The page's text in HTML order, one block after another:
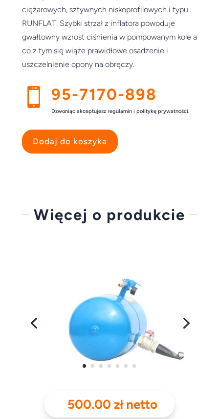
ciężarowych, sztywnych niskoprofilowych i typu
RUNFLAT. Szybki strzał z inflatora powoduje
gwałtowny wzrost ciśnienia w pompowanym kole a
co z tym się wiąże prawidłowe osadzenie i
uszczelnienie opony na obręczy.
 95-7170-898
Dzwoniąc akceptujesz regulamin i politykę prywatności.
Dodaj do koszyka
Więcej o produkcie
500.00 zł netto